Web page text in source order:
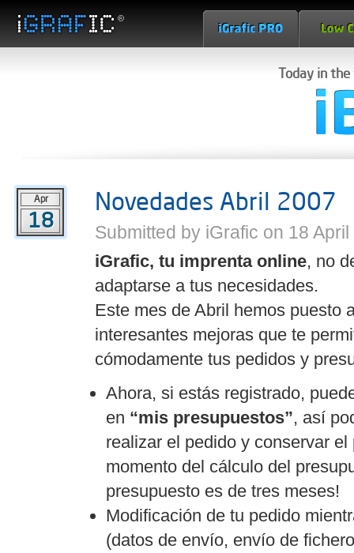
Today in
Apr
18
Novedades Abril 2007
Submitted by iGrafic on 18
iGrafic, tu imprenta online, no
adaptarse a tus necesidades.
Este mes de Abril hemos puesto
interesantes mejoras que te
cómodamente tus pedidos y
Ahora, si estás registrado,
en “mis presupuestos”, así
realizar el pedido y conservar
momento del cálculo del
presupuesto es de tres meses!
Modificación de tu pedido
(datos de envío, envío de